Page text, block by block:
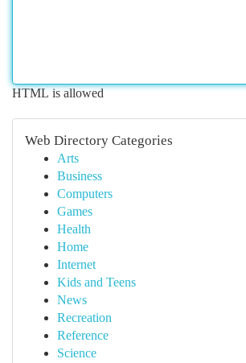
HTML is allowed
Web Directory Categories
Arts
Business
Computers
Games
Health
Home
Internet
Kids and Teens
News
Recreation
Reference
Science